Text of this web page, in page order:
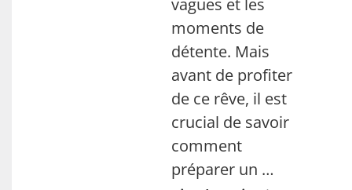
vagues et les
moments de
détente. Mais
avant de profiter
de ce rêve, il est
crucial de savoir
comment
préparer un …